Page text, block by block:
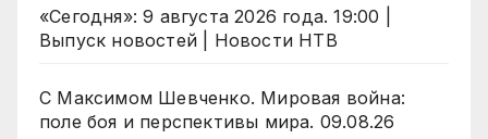
«Сегодня»: 9 августа 2026 года. 19:00 |
Выпуск новостей | Новости НТВ
С Максимом Шевченко. Мировая война:
поле боя и перспективы мира. 09.08.26